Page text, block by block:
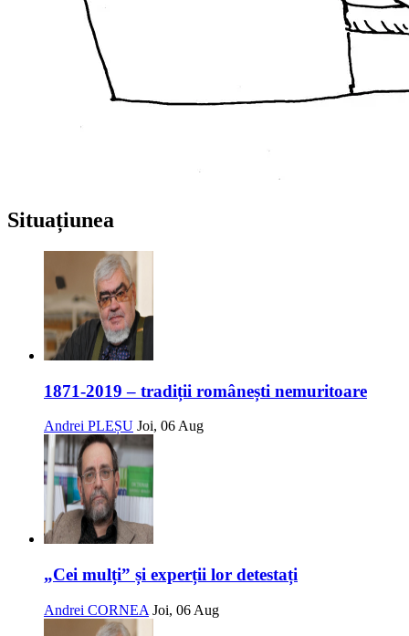
Situațiunea
1871-2019 – tradiții românești nemuritoare
Andrei PLEȘU Joi, 06 Aug
„Cei mulți” și experții lor detestați
Andrei CORNEA Joi, 06 Aug